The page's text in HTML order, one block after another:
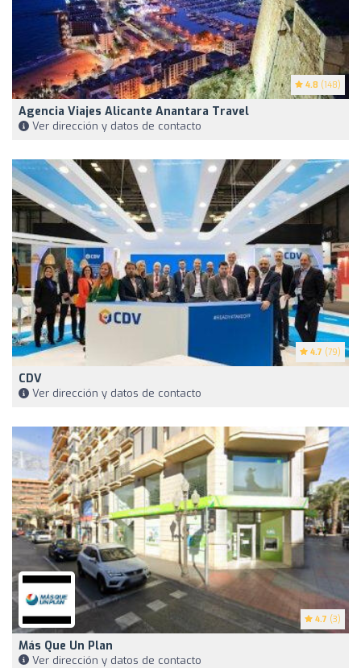
4.8 (148)
Agencia Viajes Alicante Anantara Travel
Ver dirección y datos de contacto
4.7 (79)
CDV
Ver dirección y datos de contacto
4.7 (3)
Más Que Un Plan
Ver dirección y datos de contacto